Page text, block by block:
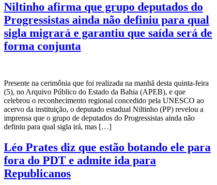
Niltinho afirma que grupo deputados do
Progressistas ainda não definiu para qual
sigla migrará e garantiu que saída será de
forma conjunta
Presente na cerimônia que foi realizada na manhã desta quinta-feira
(5), no Arquivo Público do Estado da Bahia (APEB), e que
celebrou o reconhecimento regional concedido pela UNESCO ao
acervo da instituição, o deputado estadual Niltinho (PP) revelou a
imprensa que o grupo de deputados do Progressistas ainda não
definiu para qual sigla irá, mas […]
Léo Prates diz que estão botando ele para
fora do PDT e admite ida para
Republicanos